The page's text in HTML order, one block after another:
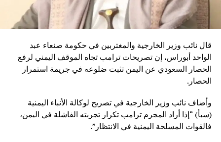
قال نائب وزير الخارجية والمغتربين في حكومة صنعاء عبد
الواحد أبوراس، إن تصريحات ترامب تجاه الموقف اليمني لرفع
الحصار السعودي عن اليمن تثبت ضلوعه في جريمة استمرار
الحصار.
وأضاف نائب وزير الخارجية في تصريح لوكالة الأنباء اليمنية
(سبأ) “إذا أراد المجرم ترامب تكرار تجربته الفاشلة في اليمن،
فالقوات المسلحة اليمنية في الانتظار”.